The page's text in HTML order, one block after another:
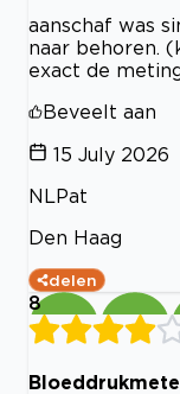
aanschaf was
naar behoren.
exact de
Beveelt aan
15 July 2026
NLPat
Den Haag
delen
8